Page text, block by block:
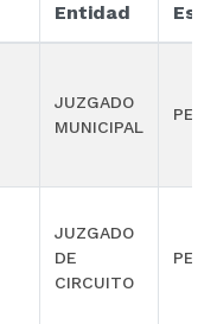
Entidad
JUZGADO
MUNICIPAL
JUZGADO
DE
CIRCUITO